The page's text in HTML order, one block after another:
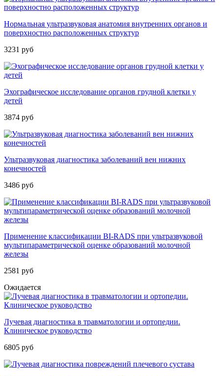
Нормальная ультразвуковая анатомия внутренних органов и
поверхностно расположенных структур
3231 руб
Эхографическое исследование органов грудной клетки у
детей
3874 руб
Ультразвуковая диагностика заболеваний вен нижних
конечностей
3486 руб
Применение классификации BI-RADS при ультразвуковой
мультипараметрической оценке образований молочной
железы
2581 руб
Ожидается
Лучевая диагностика в травматологии и ортопедии.
Клиническое руководство
6805 руб